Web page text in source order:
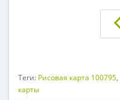
Теги: Рисовая карта 100795,
карты